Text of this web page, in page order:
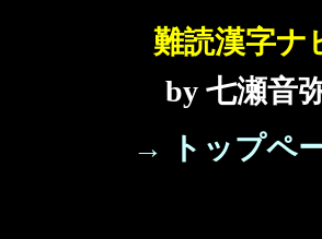
難読漢字ナ
by 七瀬音
→ トップペ